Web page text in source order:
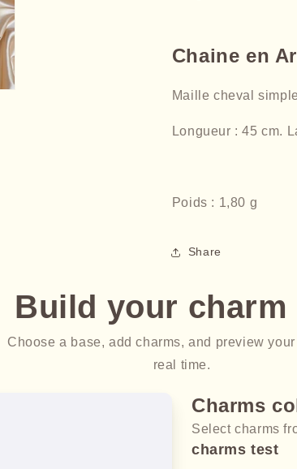
Chaine en
Maille cheval
Longueur : 45 cm.
Poids : 1,80 g
Share
Build your charm
Choose a base, add charms, and preview
real time.
Charms
Select charms
charms test